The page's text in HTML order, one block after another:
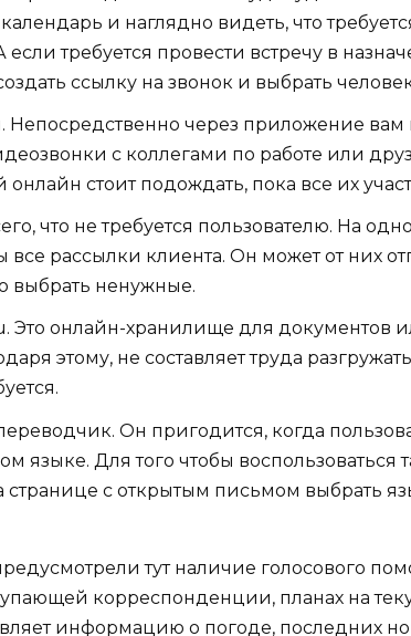
и наглядно видеть, что
требуется провести встречу в
ссылку на звонок и выбрать
Непосредственно через приложение вам
с коллегами по работе или
стоит подождать, пока все их
что не требуется пользователю. На
все рассылки клиента. Он может от них
выбрать ненужные.
Это онлайн-хранилище для документов
этому, не составляет труда
Он пригодится, когда
языке. Для того чтобы воспользоваться
странице с открытым письмом выбрать
тут наличие голосового
корреспонденции, планах на
информацию о погоде, последних